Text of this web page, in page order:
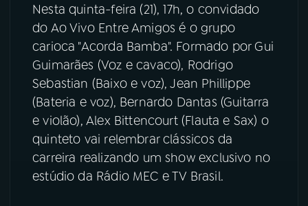
08 PRÊMIO RÁDIO MEC
ACOMPANHE A RÁDIO MEC
YouTube Facebook
TikTok
Nesta quinta-feira (21), 17h, o convidado
do Ao Vivo Entre Amigos é o grupo
carioca "Acorda Bamba". Formado por Gui
Guimarães (Voz e cavaco), Rodrigo
Sebastian (Baixo e voz), Jean Phillippe
(Bateria e voz), Bernardo Dantas (Guitarra
e violão), Alex Bittencourt (Flauta e Sax) o
quinteto vai relembrar clássicos da
carreira realizando um show exclusivo no
estúdio da Rádio MEC e TV Brasil.